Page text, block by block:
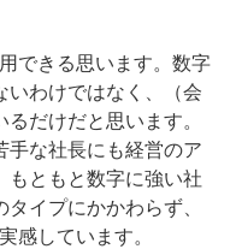
できる思います。数字
いわけではなく、（会
だけだと思います。
手な社長にも経営のア
もともと数字に強い社
イプにかかわらず、
感しています。